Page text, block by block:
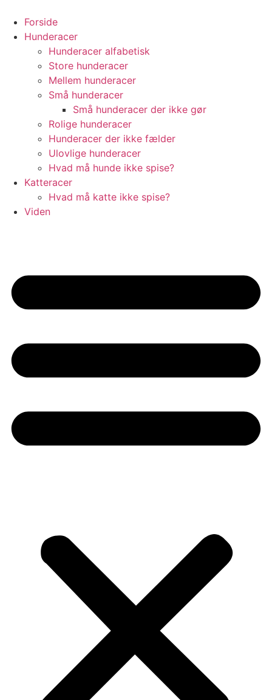
indhold
Forside
Hunderacer
Hunderacer alfabetisk
Store hunderacer
Mellem hunderacer
Små hunderacer
Små hunderacer der ikke gør
Rolige hunderacer
Hunderacer der ikke fælder
Ulovlige hunderacer
Hvad må hunde ikke spise?
Katteracer
Hvad må katte ikke spise?
Viden